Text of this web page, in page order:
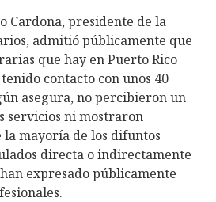
Cardona, presidente de la
admitió públicamente que
que hay en Puerto Rico
contacto con unos 40
asegura, no percibieron un
servicios ni mostraron
mayoría de los difuntos
directa o indirectamente
expresado públicamente